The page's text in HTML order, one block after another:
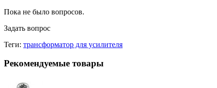
Пока не было вопросов.
Задать вопрос
Теги: трансформатор для усилителя
Рекомендуемые товары